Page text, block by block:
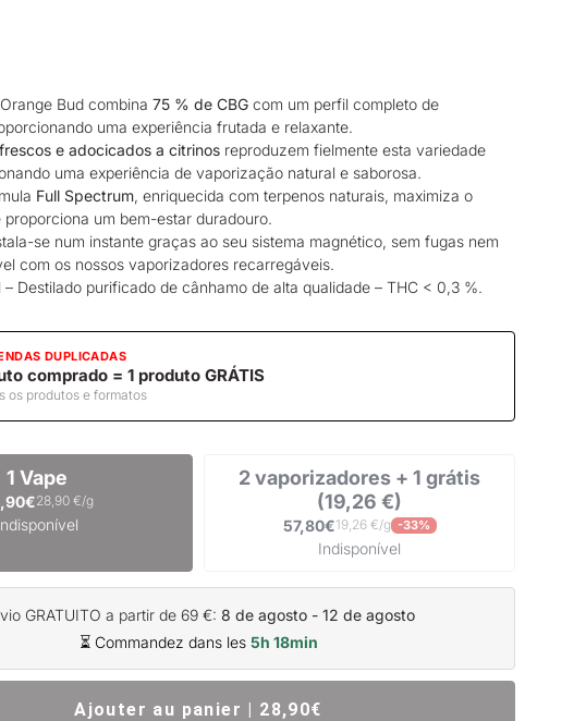
Bud combina 75 % de CBG com um perfil completo de
uma experiência frutada e relaxante.
e adocicados a citrinos reproduzem fielmente esta variedade
uma experiência de vaporização natural e saborosa.
Full Spectrum, enriquecida com terpenos naturais, maximiza o
um bem-estar duradouro.
se num instante graças ao seu sistema magnético, sem fugas nem
com os nossos vaporizadores recarregáveis.
– Destilado purificado de cânhamo de alta qualidade – THC < 0,3 %.
DUPLICADAS
comprado = 1 produto GRÁTIS
os produtos e formatos
1 Vape
28,90 €/g
2 vaporizadores + 1 grátis
(19,26 €)
57,80€19,26 €/g -33%
Indisponível
GRATUITO a partir de 69 €: 8 de agosto - 12 de agosto
⏳ Commandez dans les 5h 18min
Ajouter au panier | 28,90€